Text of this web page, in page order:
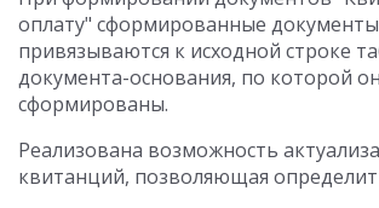
оплату" сформированные документы
привязываются к исходной строке
документа-основания, по которой
сформированы.
Реализована возможность
квитанций, позволяющая